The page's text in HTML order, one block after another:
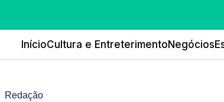
InícioCultura e EntreterimentoNegócios
Redação